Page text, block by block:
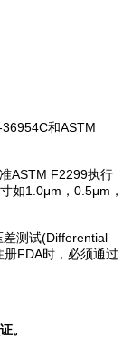
和ASTM
ASTM F2299执行
如1.0μm，0.5μm，
差测试(Differential
FDA时，必须通过
。